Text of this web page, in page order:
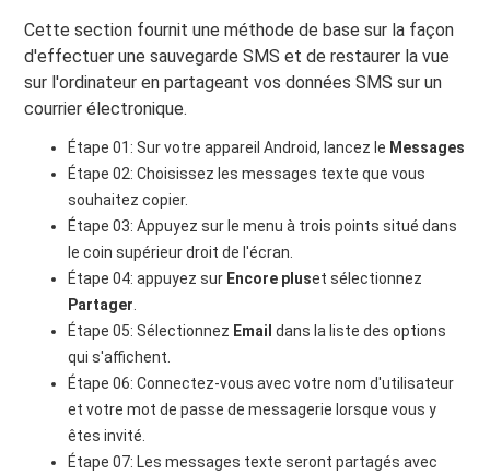
Cette section fournit une méthode de base sur la façon
d'effectuer une sauvegarde SMS et de restaurer la vue
sur l'ordinateur en partageant vos données SMS sur un
courrier électronique.
Étape 01: Sur votre appareil Android, lancez le Messages
Étape 02: Choisissez les messages texte que vous
souhaitez copier.
Étape 03: Appuyez sur le menu à trois points situé dans
le coin supérieur droit de l'écran.
Étape 04: appuyez sur Encore pluset sélectionnez
Partager
Étape 05: Sélectionnez Email dans la liste des options
qui s'affichent.
Étape 06: Connectez-vous avec votre nom d'utilisateur
et votre mot de passe de messagerie lorsque vous y
êtes invité.
Étape 07: Les messages texte seront partagés avec